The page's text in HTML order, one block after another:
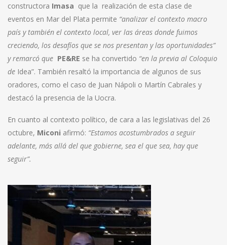
constructora Imasa que la realización de esta clase de
eventos en Mar del Plata permite “analizar el contexto macro
país y también el contexto local, ver las áreas donde fuimos
creciendo, los desafíos que se nos presentan y las oportunidades”
y remarcó que PE&RE se ha convertido “en la previa al Coloquio
de Idea”. También resaltó la importancia de algunos de sus
oradores, como el caso de Juan Nápoli o Martín Cabrales y
destacó la presencia de la Uocra.
En cuanto al contexto político, de cara a las legislativas del 26
octubre, Miconi afirmó: “Estamos acostumbrados a seguir
adelante, más allá del que gobierne, sea el que sea, hay que
seguir”.